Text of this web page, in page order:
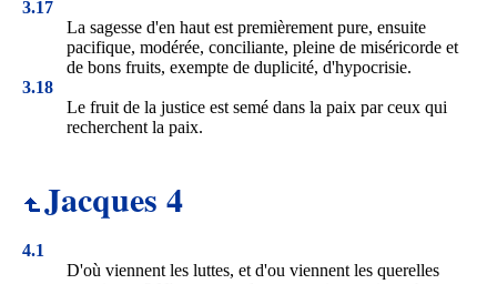
3.17
La sagesse d'en haut est premièrement pure, ensuite
pacifique, modérée, conciliante, pleine de miséricorde et
de bons fruits, exempte de duplicité, d'hypocrisie.
3.18
Le fruit de la justice est semé dans la paix par ceux qui
recherchent la paix.
Jacques 4
4.1
D'où viennent les luttes, et d'ou viennent les querelles